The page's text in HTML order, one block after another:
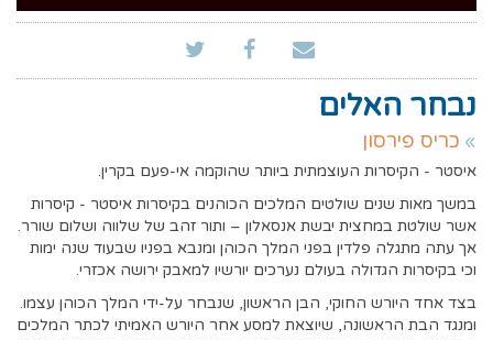
נבחר האלים
כריס פירסון
איסטר - הקיסרות העוצמתית ביותר שהוקמה אי-פעם בקרין.
במשך מאות שנים שולטים המלכים הכוהנים בקיסרות איסטר - קיסרות
אשר שולטת במחצית יבשת אנסאלון – ותור זהב של שלווה ושלום שורר.
אך עתה מתגלה פלדין בפני המלך הכוהן ומנבא בפניו שבעוד שנה ימות
וכי בקיסרות הגדולה בעולם נערכים יורשיו למאבק ירושה אכזרי.
בצד אחד היורש החוקי, הבן הראשון, שנבחר על-ידי המלך הכוהן עצמו.
ומנגד הבת הראשונה, שיוצאת למסע אחר היורש האמיתי לכתר המלכים